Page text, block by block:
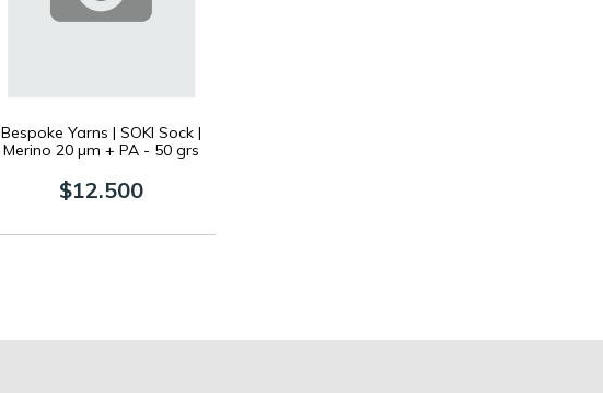
Bespoke Yarns | SOKI Sock |
Merino 20 µm + PA - 50 grs
$12.500